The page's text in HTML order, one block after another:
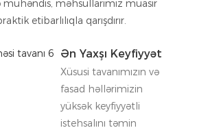
məhsullarımız müasir
etibarlılıqla qarışdırır.
Ən Yaxşı Keyfiyyət
Xüsusi tavanımızın və
fasad həllərimizin
yüksək keyfiyyətli
istehsalını təmin